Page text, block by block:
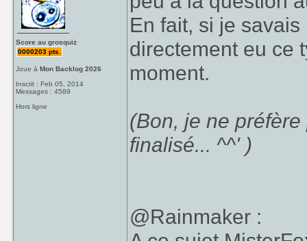
Score au grosquiz
0000203 pts.
Joue àMon Backlog 2026
Inscrit : Feb 05, 2014
Messages : 4589
Hors ligne
En fait, si je
directement eu ce
moment.
(Bon, je ne
finalisé... ^^' )
@Rainmaker :